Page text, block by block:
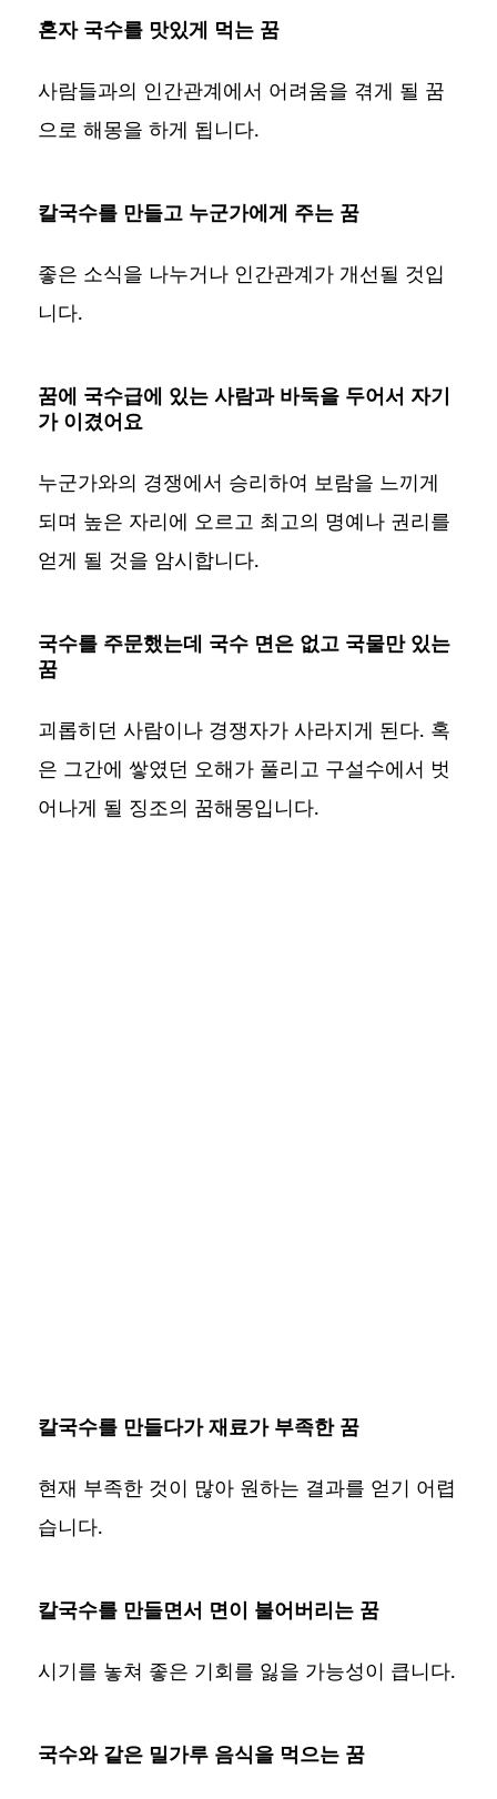
혼자 국수를 맛있게 먹는 꿈
사람들과의 인간관계에서 어려움을 겪게 될 꿈
으로 해몽을 하게 됩니다.
칼국수를 만들고 누군가에게 주는 꿈
좋은 소식을 나누거나 인간관계가 개선될 것입
니다.
꿈에 국수급에 있는 사람과 바둑을 두어서 자기
가 이겼어요
누군가와의 경쟁에서 승리하여 보람을 느끼게
되며 높은 자리에 오르고 최고의 명예나 권리를
얻게 될 것을 암시합니다.
국수를 주문했는데 국수 면은 없고 국물만 있는
꿈
괴롭히던 사람이나 경쟁자가 사라지게 된다. 혹
은 그간에 쌓였던 오해가 풀리고 구설수에서 벗
어나게 될 징조의 꿈해몽입니다.
칼국수를 만들다가 재료가 부족한 꿈
현재 부족한 것이 많아 원하는 결과를 얻기 어렵
습니다.
칼국수를 만들면서 면이 불어버리는 꿈
시기를 놓쳐 좋은 기회를 잃을 가능성이 큽니다.
국수와 같은 밀가루 음식을 먹으는 꿈